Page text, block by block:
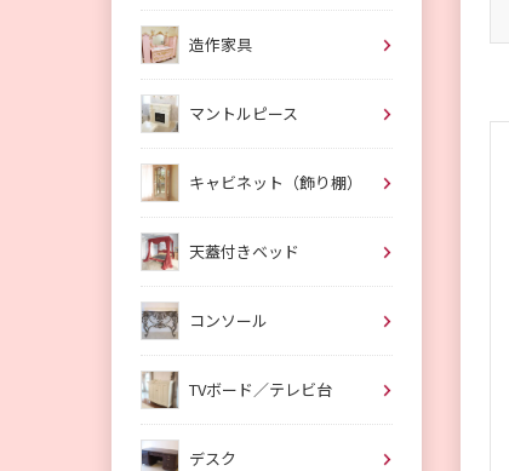
造作家具
マントルピース
キャビネット（飾り棚）
天蓋付きベッド
コンソール
TVボード／テレビ台
デスク